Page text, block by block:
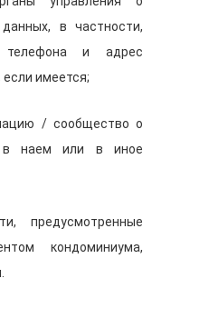
в частности,
телефона и адрес
имеется;
/ сообщество о
в наем или в иное
предусмотренные
кондоминиума,